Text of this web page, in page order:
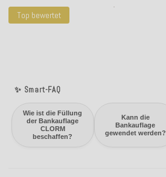
Top bewertet
✨ Smart-FAQ
Wie ist die Füllung
der Bankauflage
CLORM
beschaffen?
Kann die
Bankauflage
gewendet werden?